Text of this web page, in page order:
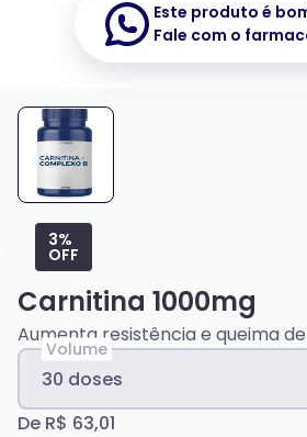
Este produto é
Fale com o
3%
OFF
Carnitina 1000mg
Aumenta resistência e queima
Volume
30 doses
De R$ 63,01